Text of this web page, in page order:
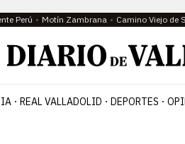
Perú Motín Zambrana Camino Viejo de
REAL VALLADOLID DEPORTES